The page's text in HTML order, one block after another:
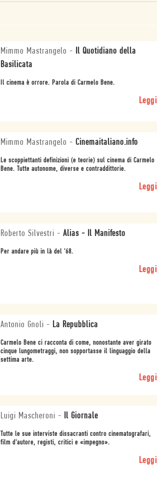
Mimmo Mastrangelo - Il Quotidiano della
Basilicata
Il cinema è orrore. Parola di Carmelo Bene.
Leggi
Mimmo Mastrangelo - Cinemaitaliano.info
Le scoppiettanti definizioni (e teorie) sul cinema di Carmelo
Bene. Tutte autonome, diverse e contraddittorie.
Leggi
Roberto Silvestri - Alias - Il Manifesto
Per andare più in là del '68.
Leggi
Antonio Gnoli - La Repubblica
Carmelo Bene ci racconta di come, nonostante aver girato
cinque lungometraggi, non sopportasse il linguaggio della
settima arte.
Leggi
Luigi Mascheroni - Il Giornale
Tutte le sue interviste dissacranti contro cinematografari,
film d'autore, registi, critici e «impegno».
Leggi